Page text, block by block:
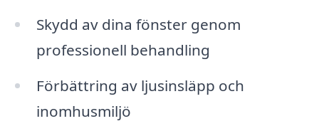
Skydd av dina fönster genom
professionell behandling
Förbättring av ljusinsläpp och
inomhusmiljö